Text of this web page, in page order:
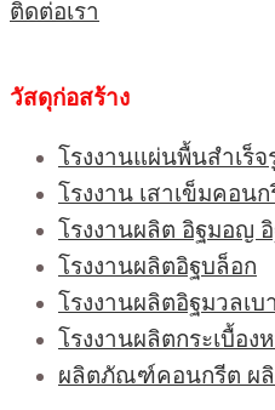
ติดต่อเรา
วัสดุก่อสร้าง
โรงงานแผ่นพื้นสำเร็จ
โรงงาน เสาเข็มคอน
โรงงานผลิต อิฐมอญ
โรงงานผลิตอิฐบล็อก
โรงงานผลิตอิฐมวลเบา
โรงงานผลิตกระเบื้อง
ผลิตภัณฑ์คอนกรีต ผลิ